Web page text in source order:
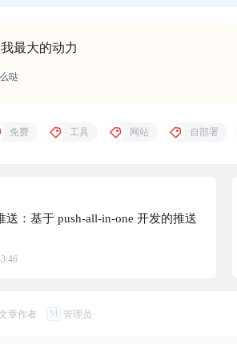
最大的动力
哒
免费 工具 网站 自部署
送：基于 push-all-in-one 开发的推送
文章作者 M 管理员